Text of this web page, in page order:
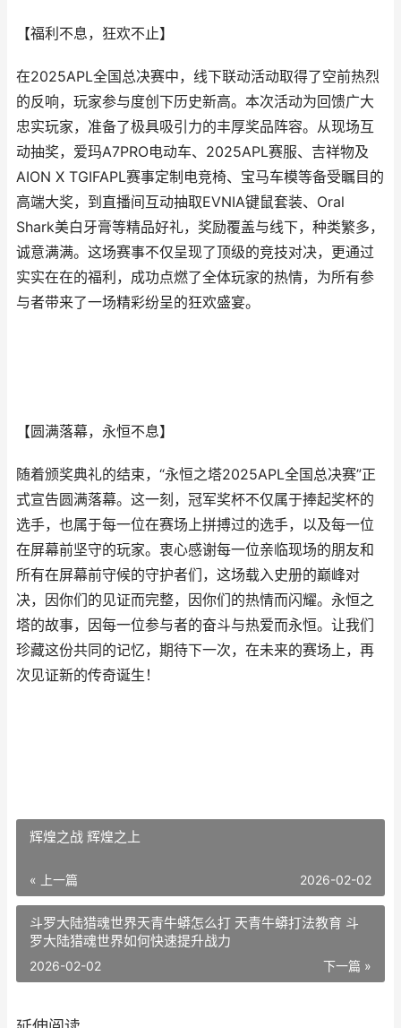
【福利不息，狂欢不止】
在2025APL全国总决赛中，线下联动活动取得了空前热烈
的反响，玩家参与度创下历史新高。本次活动为回馈广大
忠实玩家，准备了极具吸引力的丰厚奖品阵容。从现场互
动抽奖，爱玛A7PRO电动车、2025APL赛服、吉祥物及
AION X TGIFAPL赛事定制电竞椅、宝马车模等备受瞩目的
高端大奖，到直播间互动抽取EVNIA键鼠套装、Oral
Shark美白牙膏等精品好礼，奖励覆盖与线下，种类繁多，
诚意满满。这场赛事不仅呈现了顶级的竞技对决，更通过
实实在在的福利，成功点燃了全体玩家的热情，为所有参
与者带来了一场精彩纷呈的狂欢盛宴。
【圆满落幕，永恒不息】
随着颁奖典礼的结束，“永恒之塔2025APL全国总决赛”正
式宣告圆满落幕。这一刻，冠军奖杯不仅属于捧起奖杯的
选手，也属于每一位在赛场上拼搏过的选手，以及每一位
在屏幕前坚守的玩家。衷心感谢每一位亲临现场的朋友和
所有在屏幕前守候的守护者们，这场载入史册的巅峰对
决，因你们的见证而完整，因你们的热情而闪耀。永恒之
塔的故事，因每一位参与者的奋斗与热爱而永恒。让我们
珍藏这份共同的记忆，期待下一次，在未来的赛场上，再
次见证新的传奇诞生！
辉煌之战 辉煌之上
« 上一篇 2026-02-02
斗罗大陆猎魂世界天青牛蟒怎么打 天青牛蟒打法教育 斗
罗大陆猎魂世界如何快速提升战力
下一篇 »
2026-02-02